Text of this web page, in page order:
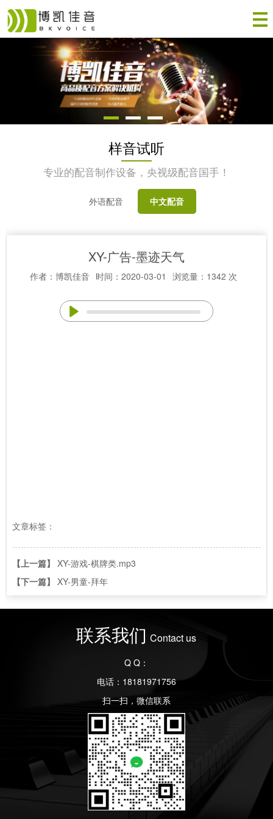
样音试听
专业的配音制作设备，央视级配音国手！
外语配音 中文配音
XY-广告-墨迹天气
作者：博凯佳音 时间：2020-03-01 浏览量：1342 次
文章标签：
【上一篇】 XY-游戏-棋牌类.mp3
【下一篇】 XY-男童-拜年
联系我们 Contact us
Q Q：
电话：18181971756
扫一扫，微信联系